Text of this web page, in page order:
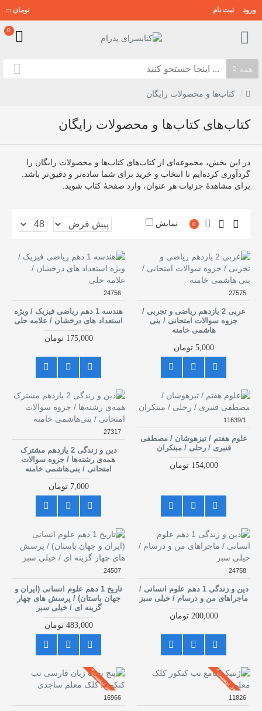
ورود ثبت نام تومان
0
همه
کتاب‌ها و محصولات رایگان
کتاب‌های کتاب‌ها و محصولات رایگان
در این بخش، مجموعه‌ای از کتاب‌های کتاب‌ها و محصولات رایگان را
گردآوری کرده‌ایم تا انتخاب و خرید برای شما ساده‌تر و دقیق‌تر باشد.
برای مشاهدهٔ جزئیات هر عنوان، وارد صفحهٔ کتاب شوید.
0 نمایش
27575
عربی 2 یازدهم ریاضی و تجربی /
جزوه سوالات امتحانی / بنی
هاشمی خامنه
5,000 تومان
24756
هندسه 1 دهم ریاضی فیزیک / ویژه
استعداد های درخشان / علامه حلی
175,000 تومان
11639/1
علوم هفتم / تیزهوشان / مصطفی
قنبری / رحلی / مبتکران
154,000 تومان
27317
دین و زندگی 2 یازدهم مشترک
همه‌ی رشته‌ها / جزوه سوالات
امتحانی / بنی‌هاشمی خامنه
7,000 تومان
24758
دین و زندگی 1 دهم علوم انسانی /
ماجراهای من و درسام / خیلی سبز
200,000 تومان
24507
تاریخ 1 دهم علوم انسانی (ایران و
جهان باستان) / پرسش های چهار
گزینه ای / خیلی سبز
483,000 تومان
موجود نیست*
11826 موجود نیست*
16966